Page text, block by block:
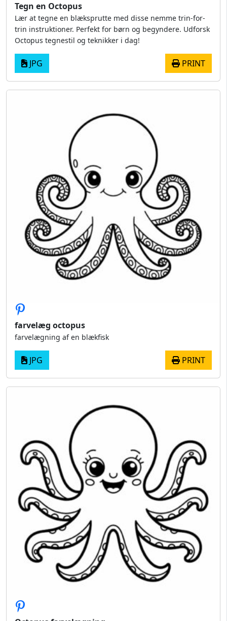
Tegn en Octopus
Lær at tegne en blæksprutte med disse nemme trin-for-
trin instruktioner. Perfekt for børn og begyndere. Udforsk
Octopus tegnestil og teknikker i dag!
JPG PRINT
farvelæg octopus
farvelægning af en blækfisk
JPG PRINT